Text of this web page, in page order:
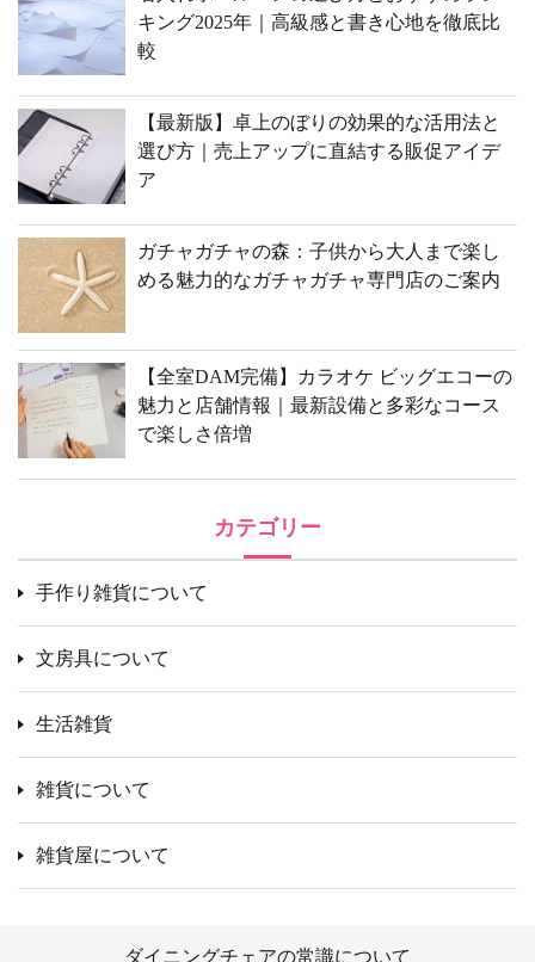
キング2025年｜高級感と書き心地を徹底比
較
【最新版】卓上のぼりの効果的な活用法と
選び方｜売上アップに直結する販促アイデ
ア
ガチャガチャの森：子供から大人まで楽し
める魅力的なガチャガチャ専門店のご案内
【全室DAM完備】カラオケ ビッグエコーの
魅力と店舗情報｜最新設備と多彩なコース
で楽しさ倍増
カテゴリー
手作り雑貨について
文房具について
生活雑貨
雑貨について
雑貨屋について
ダイニングチェアの常識について